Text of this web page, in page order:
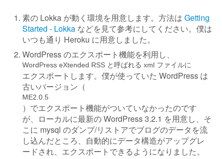
素の Lokka が動く環境を用意します。方法は Getting
Started - Lokka などを見て参考にしてください。僕は
いつも通り Heroku に用意しました。
WordPress のエクスポート機能を利用し、
WordPress eXtended RSS と呼ばれる xml ファイルに
エクスポートします。僕が使っていた WordPress は
古いバージョン（
ME2.0.5
）でエクスポート機能がついていなかったのです
が、ローカルに最新の WordPress 3.2.1 を用意し、そ
こに mysql のダンプ/リストアでブログのデータを流
し込んだところ、自動的にデータ構造がアップグレ
ードされ、エクスポートできるようになりました。